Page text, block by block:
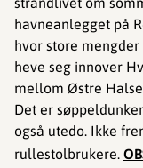
havneanlegget på
hvor store
heve seg innover
mellom Østre
Det er
også utedo. Ikke
rullestolbrukere.